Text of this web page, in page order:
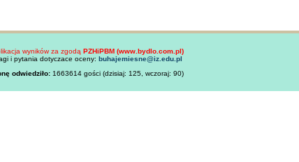
wyników za zgodą PZHiPBM (www.bydlo.com.pl)
i pytania dotyczace oceny: buhajemiesne@iz.edu.pl
odwiedziło:1663614 gości (dzisiaj: 125, wczoraj: 90)